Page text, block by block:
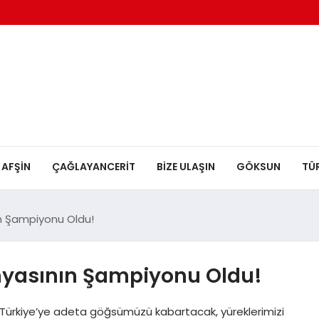
AFŞİN ÇAĞLAYANCERİT BİZE ULAŞIN GÖKSUN
Şampiyonu Oldu!
Şampiyonu Oldu!
adeta göğsümüzü kabartacak, yüreklerimizi